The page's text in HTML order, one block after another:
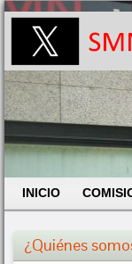
INICIO
¿Quiénes